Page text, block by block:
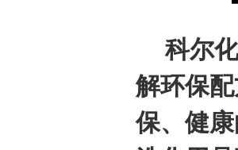
科尔
解环保
保、健